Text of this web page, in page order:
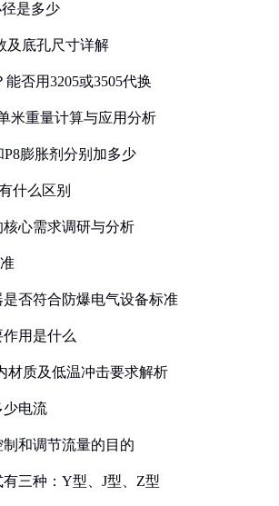
是多少
及底孔尺寸详解
能否用3205或3505代换
米重量计算与应用分析
膨胀剂分别加多少
什么区别
心需求调研与分析
否符合防爆电气设备标准
用是什么
材质及低温冲击要求解析
少电流
和调节流量的目的
三种：Y型、J型、Z型